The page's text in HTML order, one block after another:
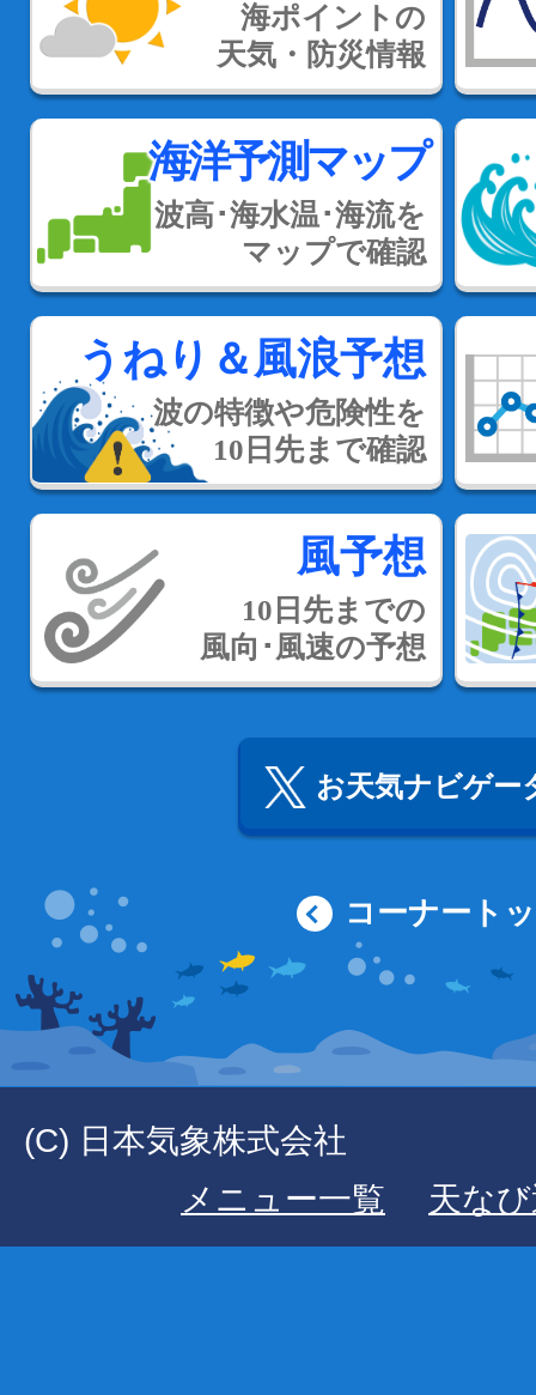
海ポイントの
天気・防災情報
海洋予測マップ
波高･海水温･海流を
マップで確認
うねり＆風浪予想
波の特徴や危険性を
10日先まで確認
風予想
10日先までの
風向･風速の予想
お天気ナビゲー
コーナート
(C) 日本気象株式会社
メニュー一覧
天な